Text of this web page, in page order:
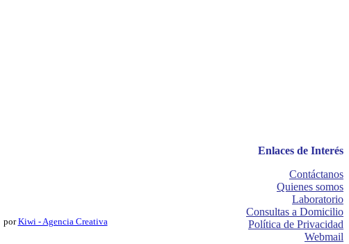
Enlaces de Interés
Contáctanos
Quienes somos
Laboratorio
Consultas a Domicilio
Política de Privacidad
Webmail
porKiwi - Agencia Creativa